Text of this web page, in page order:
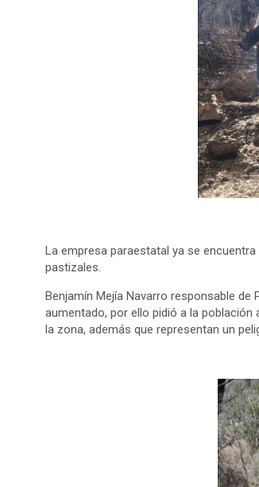
La empresa paraestatal ya se
pastizales.
Benjamín Mejía Navarro responsable
aumentado, por ello pidió a la
la zona, además que representan un